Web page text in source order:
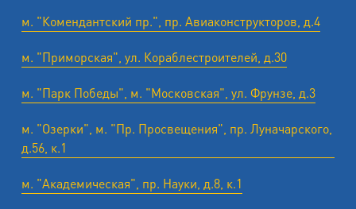
м. "Комендантский пр.", пр. Авиаконструкторов, д.4
м. "Приморская", ул. Кораблестроителей, д.30
м. "Парк Победы", м. "Московская", ул. Фрунзе, д.3
м. "Озерки", м. "Пр. Просвещения", пр. Луначарского,
д.56, к.1
м. "Академическая", пр. Науки, д.8, к.1